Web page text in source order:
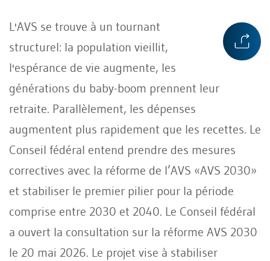
L'AVS se trouve à un tournant
structurel: la population vieillit,
l'espérance de vie augmente, les
générations du baby-boom prennent leur
retraite. Parallèlement, les dépenses
augmentent plus rapidement que les recettes. Le
Conseil fédéral entend prendre des mesures
correctives avec la réforme de l’AVS «AVS 2030»
et stabiliser le premier pilier pour la période
comprise entre 2030 et 2040. Le Conseil fédéral
a ouvert la consultation sur la réforme AVS 2030
le 20 mai 2026. Le projet vise à stabiliser